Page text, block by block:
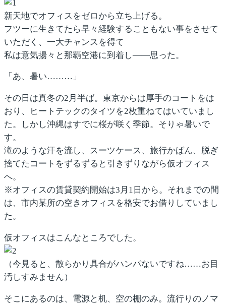
新天地でオフィスをゼロから立ち上げる。
フツーに生きてたら早々経験することもない事をさせて
いただく、一大チャンスを得て
私は意気揚々と那覇空港に到着し――思った。
「あ、暑い………」
その日は真冬の2月半ば。東京からは厚手のコートをは
おり、ヒートテックのタイツを2枚重ねてはいていまし
た。しかし沖縄はすでに桜が咲く季節。そりゃ暑いで
す。
滝のような汗を流し、スーツケース、旅行かばん、脱ぎ
捨てたコートをずるずると引きずりながら仮オフィス
へ。
※オフィスの賃貸契約開始は3月1日から。それまでの間
は、市内某所の空きオフィスを格安でお借りしていまし
た。
仮オフィスはこんなところでした。
（今見ると、散らかり具合がハンパないですね……お目
汚しすみません）
そこにあるのは、電源と机、空の棚のみ。流行りのノマ